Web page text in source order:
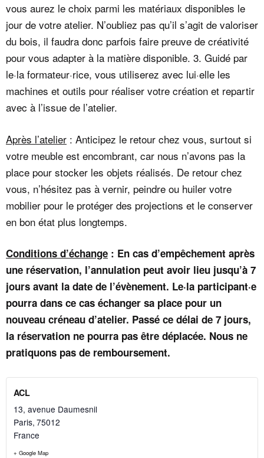
vous aurez le choix parmi les matériaux disponibles le
jour de votre atelier. N’oubliez pas qu’il s’agit de valoriser
du bois, il faudra donc parfois faire preuve de créativité
pour vous adapter à la matière disponible. 3. Guidé par
le·la formateur·rice, vous utiliserez avec lui·elle les
machines et outils pour réaliser votre création et repartir
avec à l’issue de l’atelier.
Après l’atelier : Anticipez le retour chez vous, surtout si
votre meuble est encombrant, car nous n’avons pas la
place pour stocker les objets réalisés. De retour chez
vous, n’hésitez pas à vernir, peindre ou huiler votre
mobilier pour le protéger des projections et le conserver
en bon état plus longtemps.
Conditions d’échange : En cas d’empêchement après
une réservation, l’annulation peut avoir lieu jusqu’à 7
jours avant la date de l’évènement. Le·la participant·e
pourra dans ce cas échanger sa place pour un
nouveau créneau d’atelier. Passé ce délai de 7 jours,
la réservation ne pourra pas être déplacée. Nous ne
pratiquons pas de remboursement.
ACL
13, avenue Daumesnil
Paris, 75012
France
+ Google Map